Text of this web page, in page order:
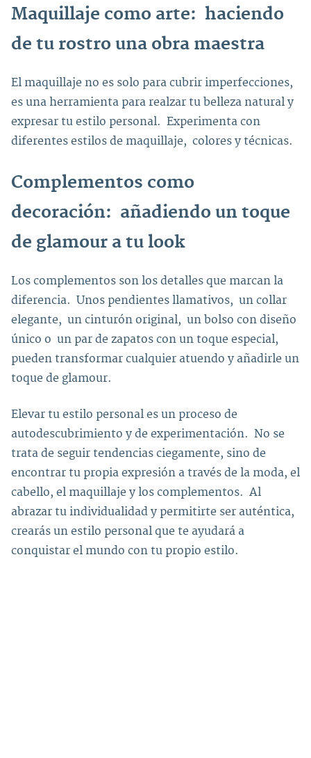
Maquillaje como arte: haciendo
de tu rostro una obra maestra
El maquillaje no es solo para cubrir imperfecciones,
es una herramienta para realzar tu belleza natural y
expresar tu estilo personal. Experimenta con
diferentes estilos de maquillaje, colores y técnicas.
Complementos como
decoración: añadiendo un toque
de glamour a tu look
Los complementos son los detalles que marcan la
diferencia. Unos pendientes llamativos, un collar
elegante, un cinturón original, un bolso con diseño
único o un par de zapatos con un toque especial,
pueden transformar cualquier atuendo y añadirle un
toque de glamour.
Elevar tu estilo personal es un proceso de
autodescubrimiento y de experimentación. No se
trata de seguir tendencias ciegamente, sino de
encontrar tu propia expresión a través de la moda, el
cabello, el maquillaje y los complementos. Al
abrazar tu individualidad y permitirte ser auténtica,
crearás un estilo personal que te ayudará a
conquistar el mundo con tu propio estilo.